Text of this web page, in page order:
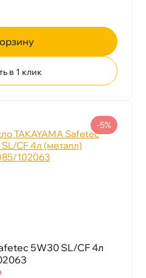
в 1 клик
5W30 SL/CF 4л
-5%